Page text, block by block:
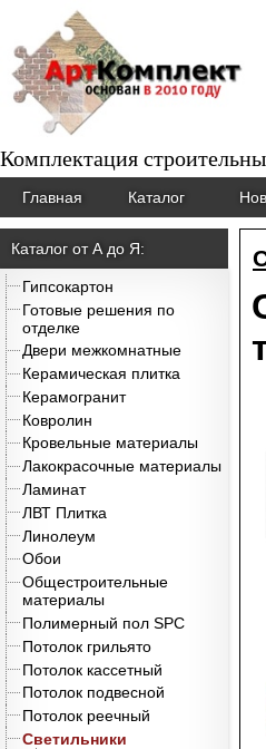
Комплектация
Главная Каталог
Каталог от А до Я:
Гипсокартон
Готовые решения по
отделке
Двери межкомнатные
Керамическая плитка
Керамогранит
Ковролин
Кровельные материалы
Лакокрасочные материалы
Ламинат
ЛВТ Плитка
Линолеум
Обои
Общестроительные
материалы
Полимерный пол SPC
Потолок грильято
Потолок кассетный
Потолок подвесной
Потолок реечный
Светильники